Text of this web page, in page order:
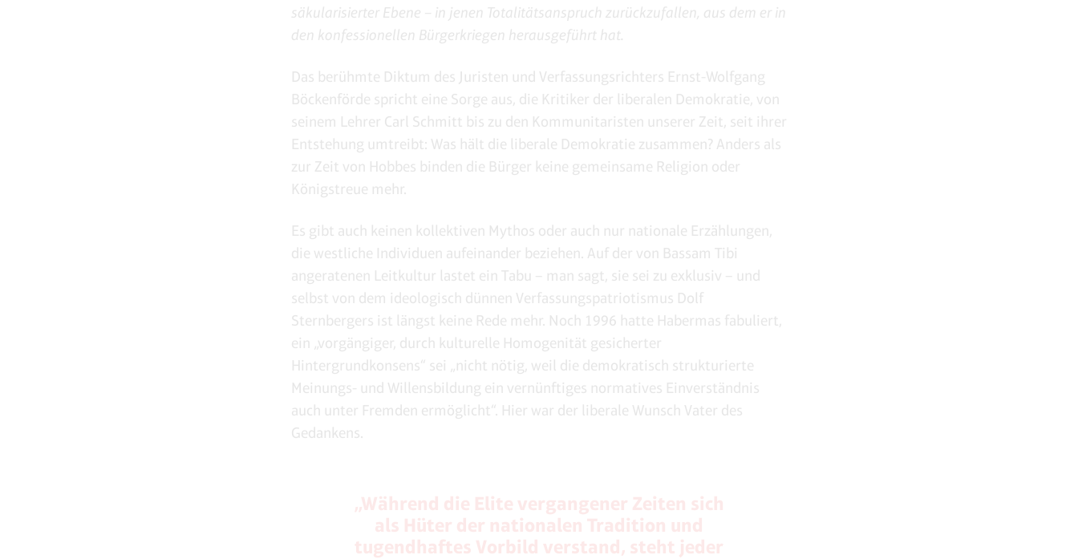
säkularisierter Ebene – in jenen Totalitätsanspruch zurückzufallen, aus dem er in
den konfessionellen Bürgerkriegen herausgeführt hat.
Das berühmte Diktum des Juristen und Verfassungsrichters Ernst-Wolfgang
Böckenförde spricht eine Sorge aus, die Kritiker der liberalen Demokratie, von
seinem Lehrer Carl Schmitt bis zu den Kommunitaristen unserer Zeit, seit ihrer
Entstehung umtreibt: Was hält die liberale Demokratie zusammen? Anders als
zur Zeit von Hobbes binden die Bürger keine gemeinsame Religion oder
Königstreue mehr.
Es gibt auch keinen kollektiven Mythos oder auch nur nationale Erzählungen,
die westliche Individuen aufeinander beziehen. Auf der von Bassam Tibi
angeratenen Leitkultur lastet ein Tabu – man sagt, sie sei zu exklusiv – und
selbst von dem ideologisch dünnen Verfassungspatriotismus Dolf
Sternbergers ist längst keine Rede mehr. Noch 1996 hatte Habermas fabuliert,
ein „vorgängiger, durch kulturelle Homogenität gesicherter
Hintergrundkonsens“ sei „nicht nötig, weil die demokratisch strukturierte
Meinungs- und Willensbildung ein vernünftiges normatives Einverständnis
auch unter Fremden ermöglicht“. Hier war der liberale Wunsch Vater des
Gedankens.